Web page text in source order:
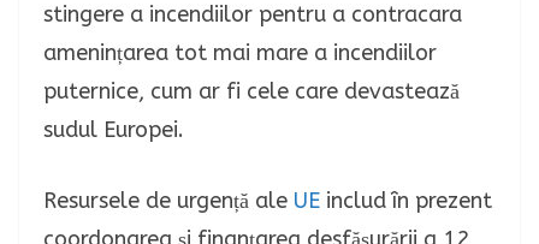
stingere a incendiilor pentru a contracara
amenințarea tot mai mare a incendiilor
puternice, cum ar fi cele care devastează
sudul Europei.
Resursele de urgență ale UE includ în prezent